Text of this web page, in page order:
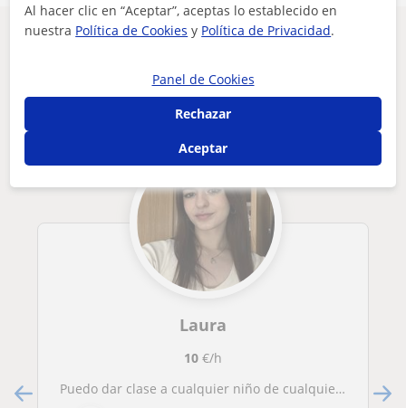
Otros profesores de Inglés en San
Laura
10€/h
Puedo dar clase a cualquier niño de cualquier edad y nivel.
Al hacer clic en “Aceptar”, aceptas lo establecido en
nuestra Política de Cookies y Política de Privacidad.
Panel de Cookies
Rechazar
Aceptar